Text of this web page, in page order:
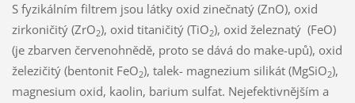
S fyzikálním filtrem jsou látky oxid zinečnatý (ZnO), oxid
zirkoničitý (ZrO2), oxid titaničitý (TiO2), oxid železnatý (FeO)
(je zbarven červenohnědě, proto se dává do make-upů), oxid
železičitý (bentonit FeO2), talek- magnezium silikát (MgSiO2),
magnesium oxid, kaolin, barium sulfat. Nejefektivnějším a